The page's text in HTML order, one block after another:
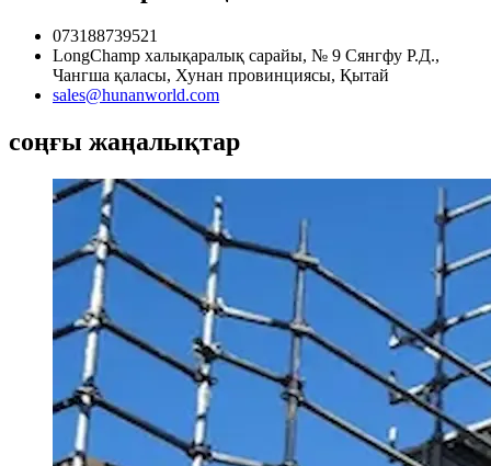
073188739521
LongChamp халықаралық сарайы, № 9 Сянгфу Р.Д.,
Чангша қаласы, Хунан провинциясы, Қытай
sales@hunanworld.com
соңғы жаңалықтар